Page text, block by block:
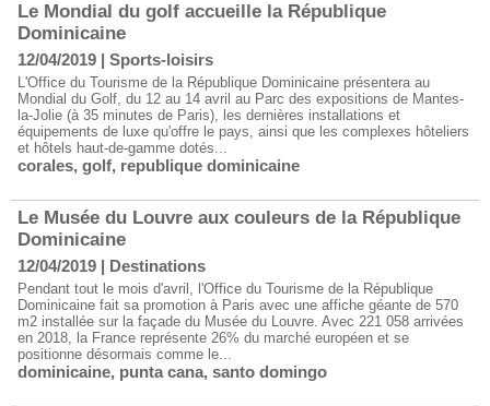
Le Mondial du golf accueille la République
Dominicaine
12/04/2019 | Sports-loisirs
L'Office du Tourisme de la République Dominicaine présentera au
Mondial du Golf, du 12 au 14 avril au Parc des expositions de Mantes-
la-Jolie (à 35 minutes de Paris), les dernières installations et
équipements de luxe qu'offre le pays, ainsi que les complexes hôteliers
et hôtels haut-de-gamme dotés...
corales, golf, republique dominicaine
Le Musée du Louvre aux couleurs de la République
Dominicaine
12/04/2019 | Destinations
Pendant tout le mois d'avril, l'Office du Tourisme de la République
Dominicaine fait sa promotion à Paris avec une affiche géante de 570
m2 installée sur la façade du Musée du Louvre. Avec 221 058 arrivées
en 2018, la France représente 26% du marché européen et se
positionne désormais comme le...
dominicaine, punta cana, santo domingo